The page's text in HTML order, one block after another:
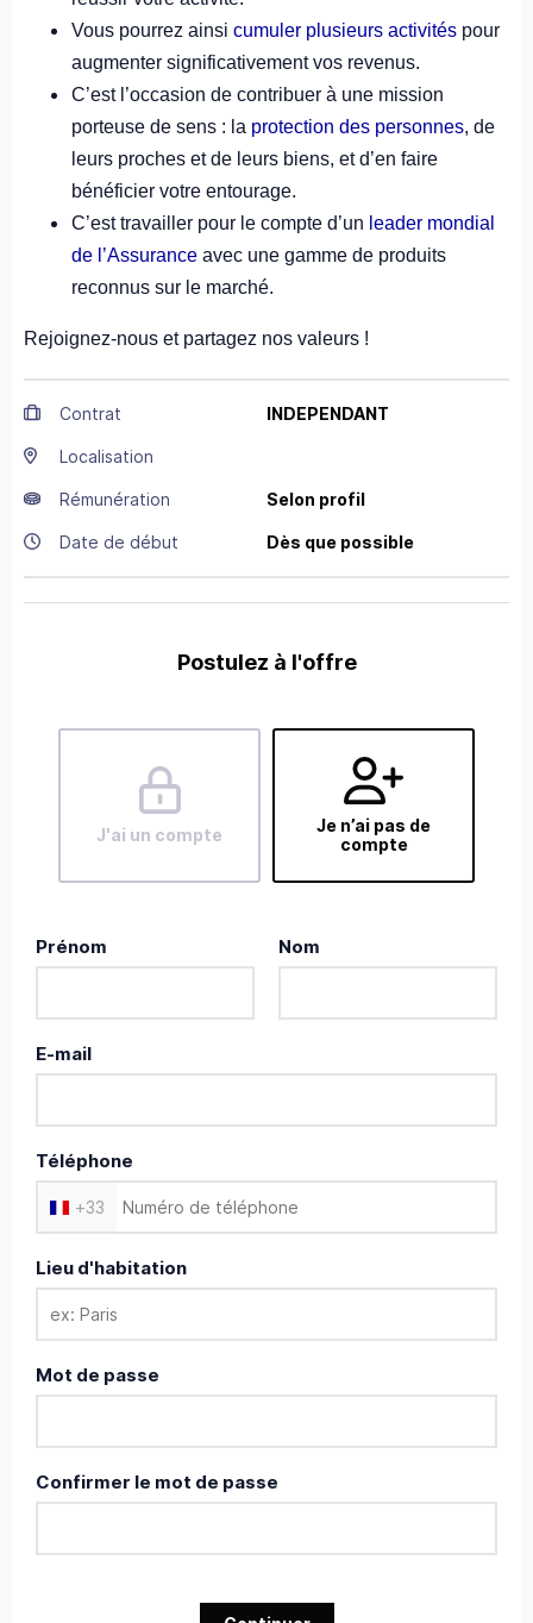
Vous pourrez ainsi cumuler plusieurs activités pour
augmenter significativement vos revenus.
C’est l’occasion de contribuer à une mission
porteuse de sens : la protection des personnes, de
leurs proches et de leurs biens, et d’en faire
bénéficier votre entourage.
C’est travailler pour le compte d’un leader mondial
de l’Assurance avec une gamme de produits
reconnus sur le marché.
Rejoignez-nous et partagez nos valeurs !
Contrat INDEPENDANT
Localisation
Rémunération Selon profil
Date de début Dès que possible
Postulez à l'offre
J'ai un compte
Je n’ai pas de
compte
Prénom Nom
E-mail
Téléphone
+33
Lieu d'habitation
Mot de passe
Confirmer le mot de passe